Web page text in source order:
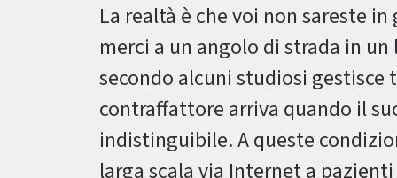
La realtà è che voi non sareste
merci a un angolo di strada in
secondo alcuni studiosi gestisce
contraffattore arriva quando il
indistinguibile. A queste
larga scala via Internet a